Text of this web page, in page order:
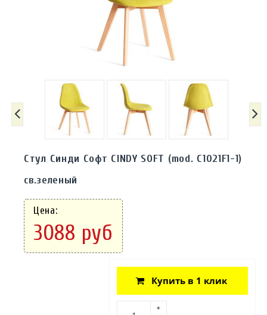
Стул Синди Софт CINDY SOFT (mod. C1021F1-1)
св.зеленый
Цена:
3088 руб
Купить в 1 клик